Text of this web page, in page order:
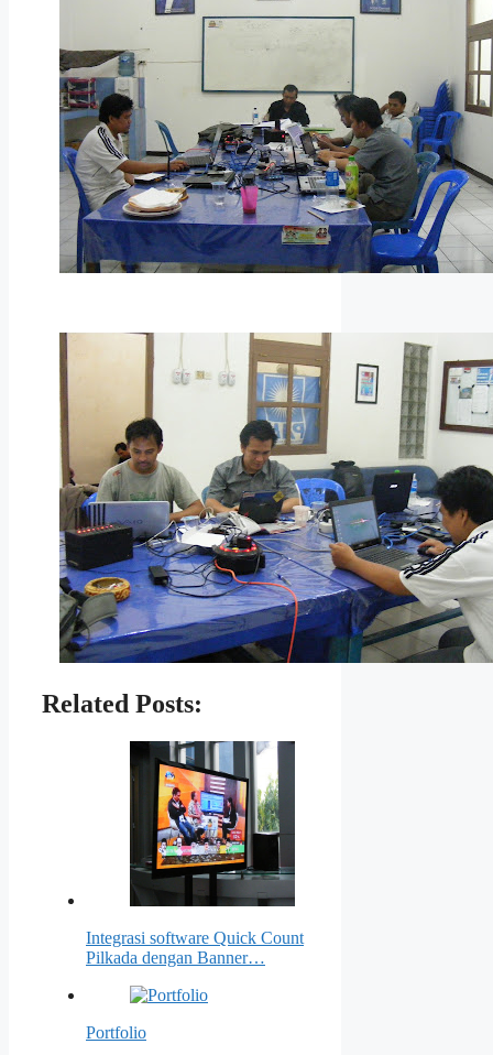
Related Posts:
Integrasi software Quick Count
Pilkada dengan Banner…
Portfolio